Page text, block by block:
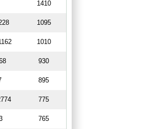
1410
1095
1010
930
895
775
765